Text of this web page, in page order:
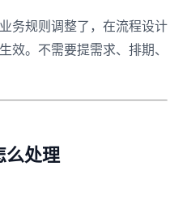
务规则调整了，在流程设计
效。不需要提需求、排期、
么处理